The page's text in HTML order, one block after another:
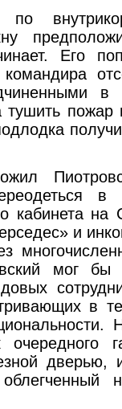
Его
пожар
в
кабинета на
и
мог бы
в
дверью,